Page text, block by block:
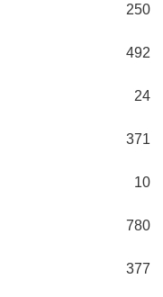
250
492
24
371
10
780
377